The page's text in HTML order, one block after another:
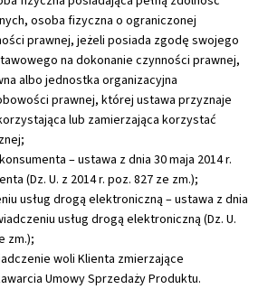
osoba fizyczna o ograniczonej
prawnej, jeżeli posiada zgodę swojego
na dokonanie czynności prawnej,
albo jednostka organizacyjna
prawnej, której ustawa przyznaje
lub zamierzająca korzystać
– ustawa z dnia 30 maja 2014 r.
(Dz. U. z 2014 r. poz. 827 ze zm.);
usług drogą elektroniczną – ustawa z dnia
usług drogą elektroniczną (Dz. U.
zm.);
woli Klienta zmierzające
Umowy Sprzedaży Produktu.